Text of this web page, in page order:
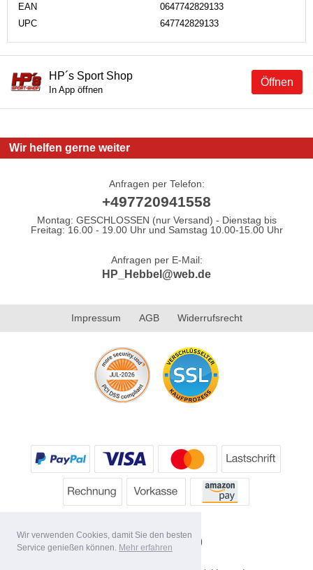
Wir verwenden Cookies, damit Sie den besten
Service genießen können. Mehr erfahren
EAN
0647742829133
UPC
647742829133
Öffnen
HP´s Sport Shop
In App öffnen
Wir helfen gerne weiter
Anfragen per Telefon:
+497720941558
Montag: GESCHLOSSEN (nur Versand) - Dienstag bis
Freitag: 16.00 - 19.00 Uhr und Samstag 10.00-15.00 Uhr
Anfragen per E-Mail:
HP_Hebbel@web.de
Impressum AGB Widerrufsrecht